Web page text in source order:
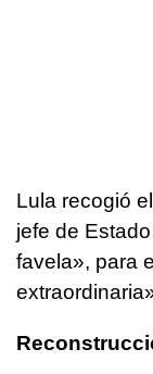
Lula recogió
jefe de
favela», para